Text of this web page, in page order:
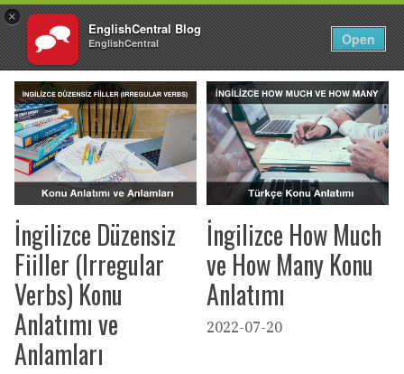
×
EnglishCentral Blog
EnglishCentral Open
Giriş Yap TR
İçeriğe
atla
İngilizce Düzensiz
Fiiller (Irregular
Verbs) Konu
Anlatımı ve
Anlamları
İngilizce How Much
ve How Many Konu
Anlatımı
2022-07-20